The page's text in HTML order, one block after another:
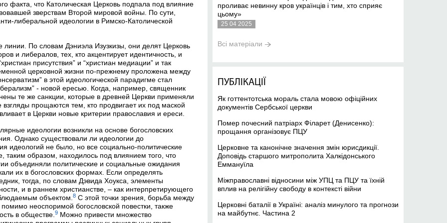
факта, что Католическая Церковь подпала под влияние
зверствам Второй мировой войны. По сути,
либеральной идеологии в Римско-Католической
По словам Дэниэла Изузкизы, они делят Церковь
и либералов, тех, кто акцентирует идентичность, и
присутствия” и “христиан медиации” и так
церковной жизни по-прежнему проложена между
в этой идеологической парадигме стал
- новой ересью. Когда, например, священник
те же санкции, которые в древней Церкви применяли
прощаются тем, кто продвигает их под маской
в Церкви новые критерии православия и ереси.
идеологии возникли на основе богословских
Однако существовали ли идеологии до
не было, но все социально-политические
образом, находилось под влиянием того, что
объединяли политические и социальные ожидания
их в богословских формах. Если определять
тогда, по словам Дэвида Хоукса, элементы
и в раннем христианстве, – как интерпретирующего
объектом. 8 С этой точки зрения, борьба между
неоспоримой богословской повестки, также
в обществе. 9 Можно привести множество
проливає невинну кров українців і тим, хто сприяє
цьому»
25 04 2025
Всі матеріали
ПУБЛІКАЦІЇ
Як готтентотська мораль стала мовою офіційних
документів Сербської церкви
Помер почесний патріарх Філарет (Денисенко):
прощання організовує ПЦУ
Церковне та канонічне значення змін юрисдикції.
Доповідь старшого митрополита Халкідонського
Еммануїла
Міжправославні відносини між УПЦ та ПЦУ та їхній
вплив на релігійну свободу в контексті війни
Церковні баталії в Україні: аналіз минулого та прогнози
на майбутнє. Частина 2